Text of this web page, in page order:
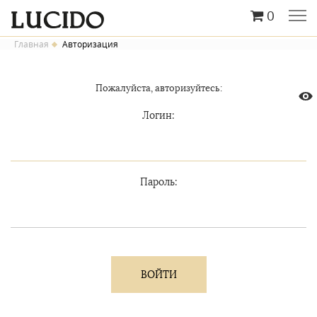
0
Главная Авторизация
Пожалуйста, авторизуйтесь:
Логин:
Пароль: